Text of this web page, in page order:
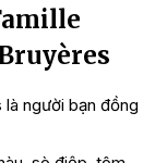
người bạn đồng